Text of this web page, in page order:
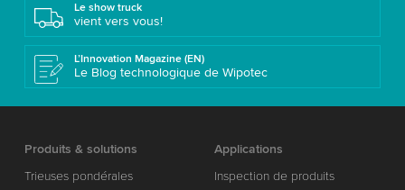
Le show truck
vient vers vous!
L’Innovation Magazine (EN)
Le Blog technologique de Wipotec
Produits & solutions
Trieuses pondérales
Applications
Inspection de produits